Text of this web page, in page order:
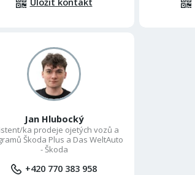
Jan Hlubocký
ka prodeje ojetých vozů a
Škoda Plus a Das WeltAuto
- Škoda
+420 770 383 958